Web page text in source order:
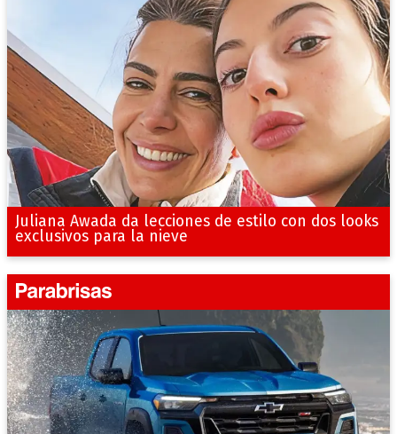
Juliana Awada da lecciones de estilo con dos looks
exclusivos para la nieve